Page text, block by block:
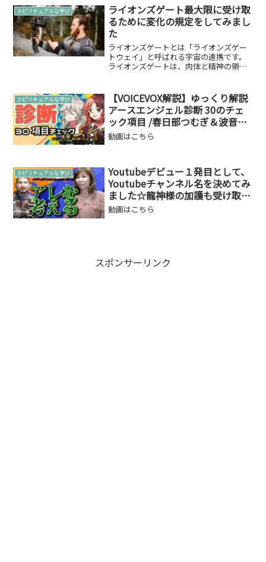
スピリチュアルな学び
ライオンズゲート最大限に受け取
るために変化の規定をしてみまし
た
ライオンズゲートとは「ライオンズゲー
トウェイ」と呼ばれる宇宙の連携です。
ライオンズゲートは、肉体と精神の領域
変化を受け入れるための規定…まずは、
事前にこれ↓規定について...
スピリチュアルな学び
【VOICEVOX解説】ゆっくり解説
アースエンジェル診断 30のチェ
ック項目 /春日部つむぎ＆波音リ
ツ
動画はこちら
スピリチュアルな学び
Youtubeデビュー１発目として、
Youtubeチャンネル名を決めてみ
ました☆龍神様の加護も受け取り
ながら…
動画はこちら
スポンサーリンク